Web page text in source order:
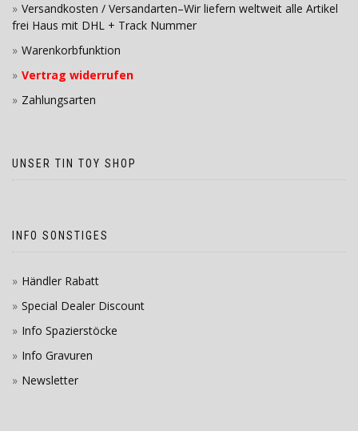
Versandkosten / Versandarten–Wir liefern weltweit alle Artikel
frei Haus mit DHL + Track Nummer
Warenkorbfunktion
Vertrag widerrufen
Zahlungsarten
UNSER TIN TOY SHOP
INFO SONSTIGES
Händler Rabatt
Special Dealer Discount
Info Spazierstöcke
Info Gravuren
Newsletter